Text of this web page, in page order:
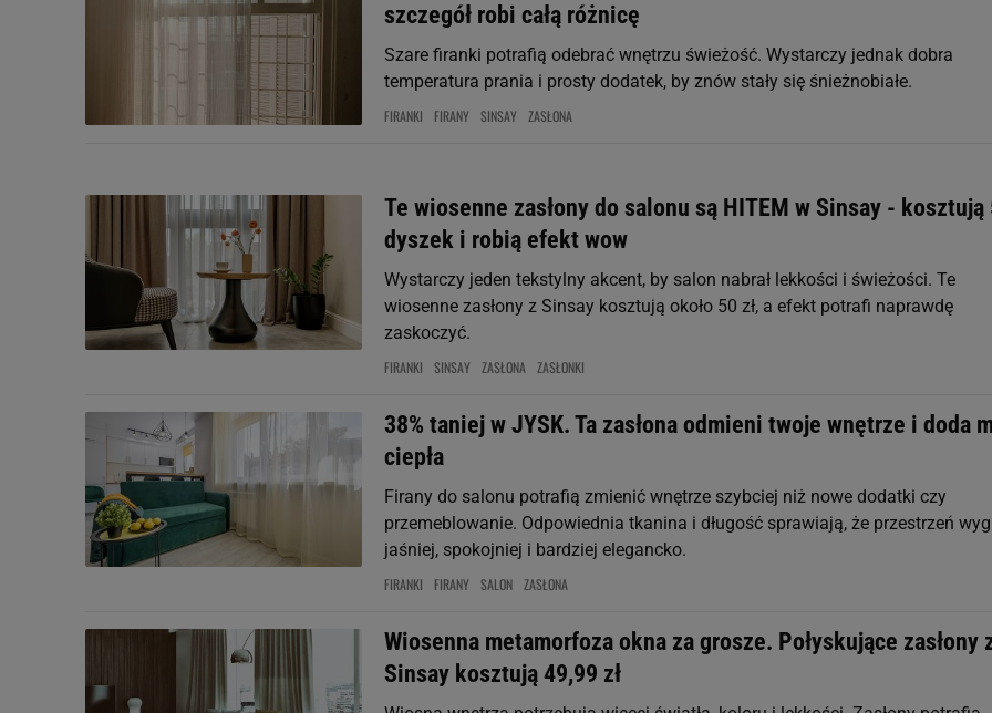
szczegół robi całą różnicę
Szare firanki potrafią odebrać wnętrzu świeżość. Wystarczy jednak dobra
temperatura prania i prosty dodatek, by znów stały się śnieżnobiałe.
FIRANKI FIRANY SINSAY ZASŁONA
Te wiosenne zasłony do salonu są HITEM w Sinsay - kosztują
dyszek i robią efekt wow
Wystarczy jeden tekstylny akcent, by salon nabrał lekkości i świeżości. Te
wiosenne zasłony z Sinsay kosztują około 50 zł, a efekt potrafi naprawdę
zaskoczyć.
FIRANKI SINSAY ZASŁONA ZASŁONKI
38% taniej w JYSK. Ta zasłona odmieni twoje wnętrze i doda
ciepła
Firany do salonu potrafią zmienić wnętrze szybciej niż nowe dodatki czy
przemeblowanie. Odpowiednia tkanina i długość sprawiają, że przestrzeń
jaśniej, spokojniej i bardziej elegancko.
FIRANKI FIRANY SALON ZASŁONA
Wiosenna metamorfoza okna za grosze. Połyskujące zasłony
Sinsay kosztują 49,99 zł